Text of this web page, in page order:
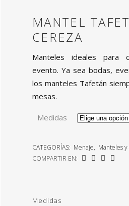
MANTEL
CEREZA
Manteles ideales para
evento. Ya sea bodas,
los manteles Tafetán
mesas.
Medidas
CATEGORÍAS: Menaje, Manteles
COMPARTIR EN:
Medidas